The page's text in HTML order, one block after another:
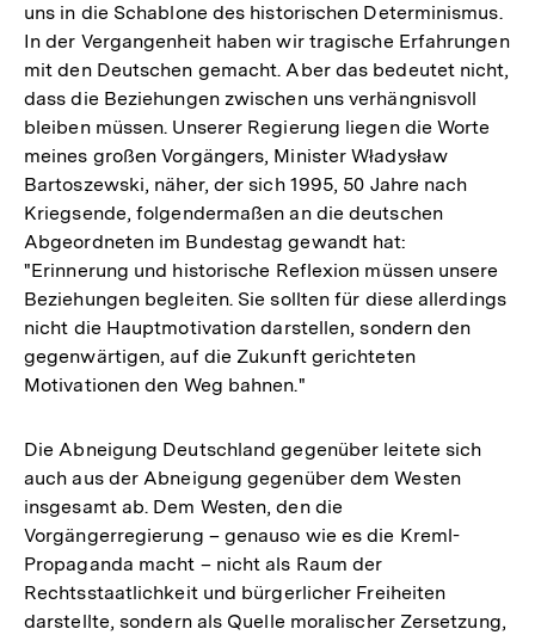
uns in die Schablone des historischen Determinismus.
In der Vergangenheit haben wir tragische Erfahrungen
mit den Deutschen gemacht. Aber das bedeutet nicht,
dass die Beziehungen zwischen uns verhängnisvoll
bleiben müssen. Unserer Regierung liegen die Worte
meines großen Vorgängers, Minister Władysław
Bartoszewski, näher, der sich 1995, 50 Jahre nach
Kriegsende, folgendermaßen an die deutschen
Abgeordneten im Bundestag gewandt hat:
"Erinnerung und historische Reflexion müssen unsere
Beziehungen begleiten. Sie sollten für diese allerdings
nicht die Hauptmotivation darstellen, sondern den
gegenwärtigen, auf die Zukunft gerichteten
Motivationen den Weg bahnen."
Die Abneigung Deutschland gegenüber leitete sich
auch aus der Abneigung gegenüber dem Westen
insgesamt ab. Dem Westen, den die
Vorgängerregierung – genauso wie es die Kreml-
Propaganda macht – nicht als Raum der
Rechtsstaatlichkeit und bürgerlicher Freiheiten
darstellte, sondern als Quelle moralischer Zersetzung,